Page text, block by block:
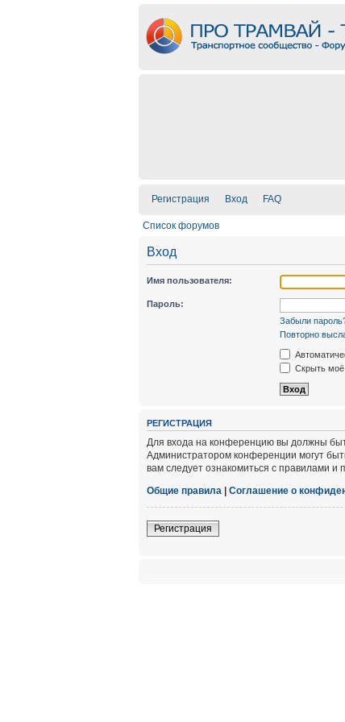
Регистрация Вход FAQ
Список форумов
Вход
Имя пользователя:
Пароль:
Забыли
Повторно
Скрыть моё
РЕГИСТРАЦИЯ
Для входа на конференцию вы должны
Администратором конференции могут
вам следует ознакомиться с правилами
Общие правила | Соглашение о
Регистрация